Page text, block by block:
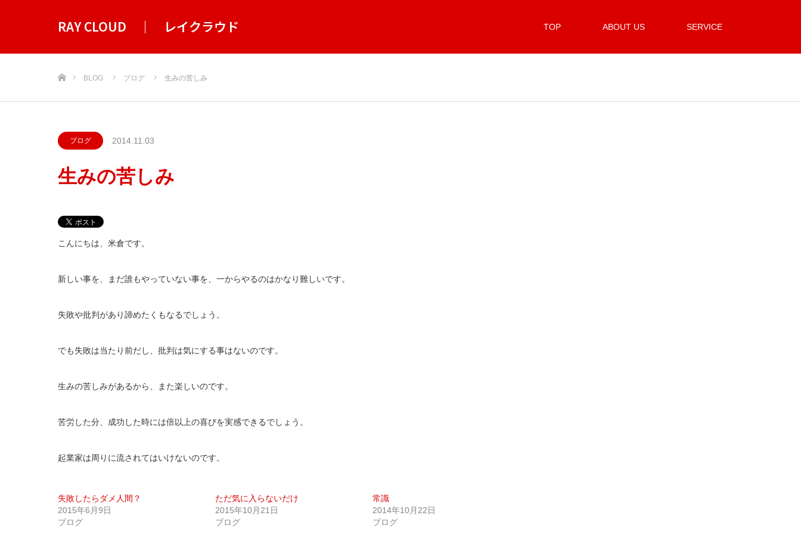
RAY CLOUD ｜ レイクラウド TOP ABOUT US SERVICE
BLOG ブログ 生みの苦しみ
ブログ 2014.11.03
生みの苦しみ
こんにちは、米倉です。
新しい事を、まだ誰もやっていない事を、一からやるのはかなり難しいです。
失敗や批判があり諦めたくもなるでしょう。
でも失敗は当たり前だし、批判は気にする事はないのです。
生みの苦しみがあるから、また楽しいのです。
苦労した分、成功した時には倍以上の喜びを実感できるでしょう。
起業家は周りに流されてはいけないのです。
失敗したらダメ人間？
2015年6月9日
ブログ
ただ気に入らないだけ
2015年10月21日
ブログ
常識
2014年10月22日
ブログ